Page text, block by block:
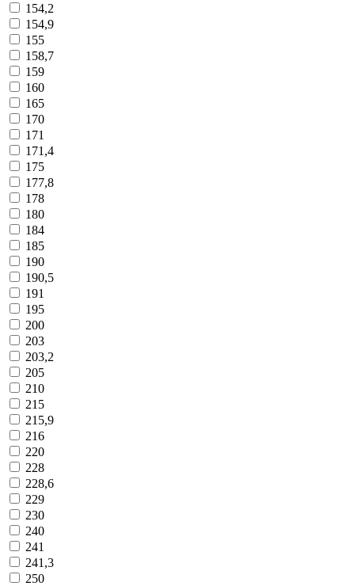
154,2
154,9
155
158,7
159
160
165
170
171
171,4
175
177,8
178
180
184
185
190
190,5
191
195
200
203
203,2
205
210
215
215,9
216
220
228
228,6
229
230
240
241
241,3
250